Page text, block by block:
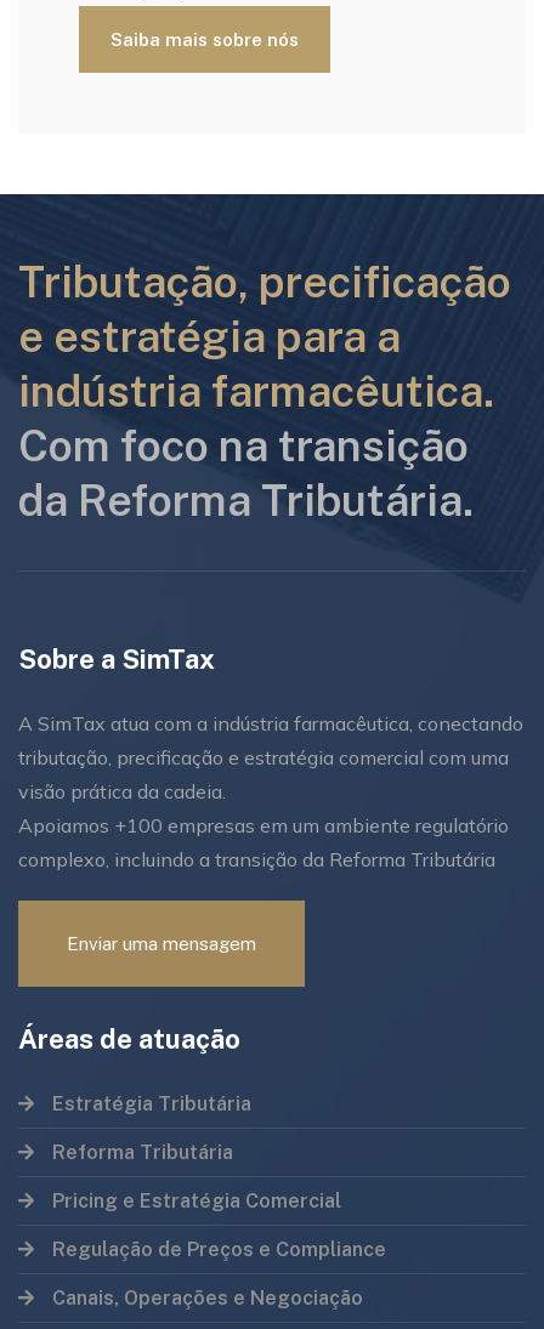
Saiba mais sobre nós
Tributação, precificação
e estratégia para a
indústria farmacêutica.
Com foco na transição
da Reforma Tributária.
Sobre a SimTax
A SimTax atua com a indústria farmacêutica, conectando
tributação, precificação e estratégia comercial com uma
visão prática da cadeia.
Apoiamos +100 empresas em um ambiente regulatório
complexo, incluindo a transição da Reforma Tributária
Enviar uma mensagem
Áreas de atuação
Estratégia Tributária
Reforma Tributária
Pricing e Estratégia Comercial
Regulação de Preços e Compliance
Canais, Operações e Negociação